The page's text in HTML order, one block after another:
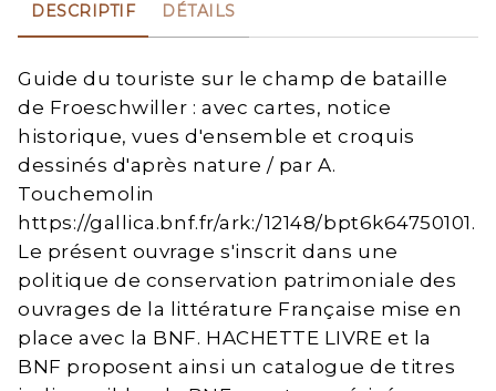
DESCRIPTIF DÉTAILS
Guide du touriste sur le champ de bataille
de Froeschwiller : avec cartes, notice
historique, vues d'ensemble et croquis
dessinés d'après nature / par A.
Touchemolin
https://gallica.bnf.fr/ark:/12148/bpt6k64750101.
Le présent ouvrage s'inscrit dans une
politique de conservation patrimoniale des
ouvrages de la littérature Française mise en
place avec la BNF. HACHETTE LIVRE et la
BNF proposent ainsi un catalogue de titres